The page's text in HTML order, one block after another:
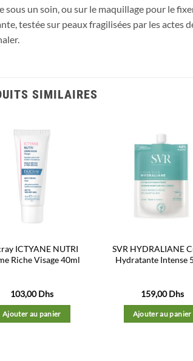
sous un soin, ou sur le maquillage pour le
testée sur peaux fragilisées par les actes
SIMILAIRES
ICTYANE NUTRI
Riche Visage 40ml
103,00Dhs
Ajouter au panier
à
SVR HYDRALIANE
Hydratante Intense
159,00Dhs
Ajouter au panier